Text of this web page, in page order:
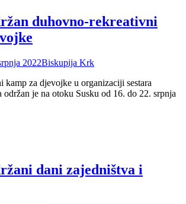
duhovno-rekreativni
2022Author
Biskupija Krk
kamp za djevojke u organizaciji sestara
održan je na otoku Susku od 16. do 22. srpnja
dani zajedništva i